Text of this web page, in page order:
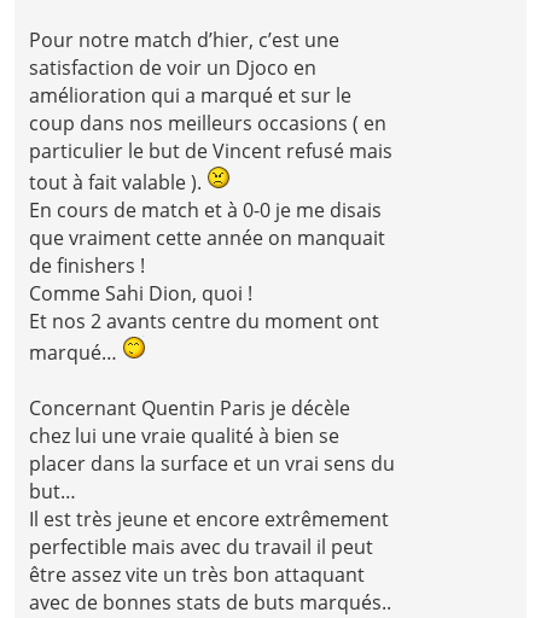
Pour notre match d’hier, c’est une
satisfaction de voir un Djoco en
amélioration qui a marqué et sur le
coup dans nos meilleurs occasions ( en
particulier le but de Vincent refusé mais
tout à fait valable ).
En cours de match et à 0-0 je me disais
que vraiment cette année on manquait
de finishers !
Comme Sahi Dion, quoi !
Et nos 2 avants centre du moment ont
marqué…
Concernant Quentin Paris je décèle
chez lui une vraie qualité à bien se
placer dans la surface et un vrai sens du
but…
Il est très jeune et encore extrêmement
perfectible mais avec du travail il peut
être assez vite un très bon attaquant
avec de bonnes stats de buts marqués..